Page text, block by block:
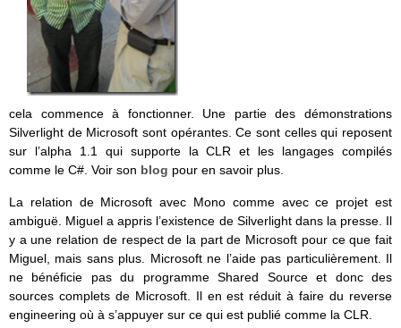
cela commence à fonctionner. Une partie des démonstrations
Silverlight de Microsoft sont opérantes. Ce sont celles qui reposent
sur l’alpha 1.1 qui supporte la CLR et les langages compilés
comme le C#. Voir son blog pour en savoir plus.
La relation de Microsoft avec Mono comme avec ce projet est
ambiguë. Miguel a appris l’existence de Silverlight dans la presse. Il
y a une relation de respect de la part de Microsoft pour ce que fait
Miguel, mais sans plus. Microsoft ne l’aide pas particulièrement. Il
ne bénéficie pas du programme Shared Source et donc des
sources complets de Microsoft. Il en est réduit à faire du reverse
engineering où à s’appuyer sur ce qui est publié comme la CLR.